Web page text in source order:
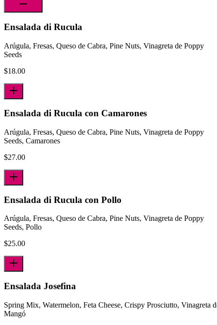
Ensalada di Rucula
Arúgula, Fresas, Queso de Cabra, Pine Nuts, Vinagreta de Poppy
Seeds
$18.00
Ensalada di Rucula con Camarones
Arúgula, Fresas, Queso de Cabra, Pine Nuts, Vinagreta de Poppy
Seeds, Camarones
$27.00
Ensalada di Rucula con Pollo
Arúgula, Fresas, Queso de Cabra, Pine Nuts, Vinagreta de Poppy
Seeds, Pollo
$25.00
Ensalada Josefina
Spring Mix, Watermelon, Feta Cheese, Crispy Prosciutto, Vinagreta
Mangó